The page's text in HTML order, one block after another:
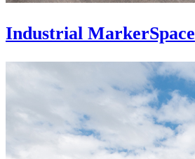
Industrial MarkerSpace